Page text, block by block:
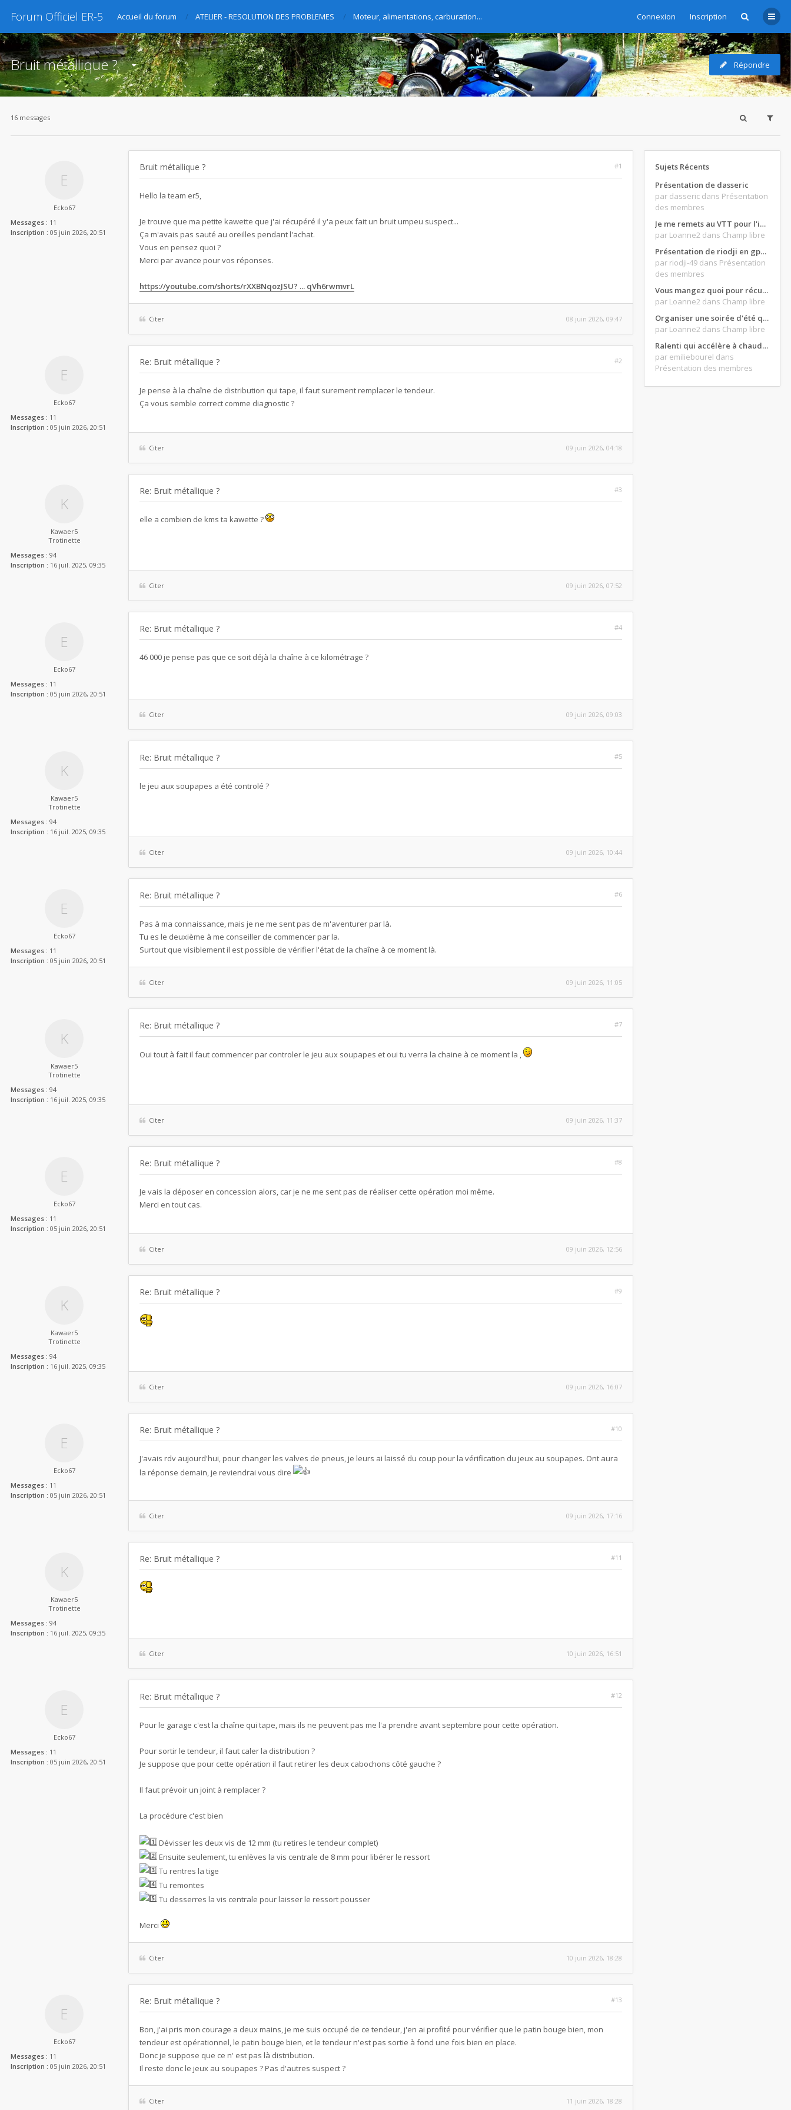
Forum Officiel ER-5 Connexion Inscription
Accueil du forum ATELIER - RESOLUTION DES PROBLEMES Moteur, alimentations, carburation...
Bruit métallique ? Répondre
16 messages
Ecko67
Messages : 11
Inscription : 05 juin 2026, 20:51
Bruit métallique ? #1
Hello la team er5,
Je trouve que ma petite kawette que j'ai récupéré il y'a peux fait un bruit umpeu suspect...
Ça m'avais pas sauté au oreilles pendant l'achat.
Vous en pensez quoi ?
Merci par avance pour vos réponses.
https://youtube.com/shorts/rXXBNqozJSU? ... qVh6rwmvrL
Citer 08 juin 2026, 09:47
Ecko67
Messages : 11
Inscription : 05 juin 2026, 20:51
Re: Bruit métallique ? #2
Je pense à la chaîne de distribution qui tape, il faut surement remplacer le tendeur.
Ça vous semble correct comme diagnostic ?
Citer 09 juin 2026, 04:18
Kawaer5
Trotinette
Messages : 94
Inscription : 16 juil. 2025, 09:35
Re: Bruit métallique ? #3
elle a combien de kms ta kawette ?
Citer 09 juin 2026, 07:52
Ecko67
Messages : 11
Inscription : 05 juin 2026, 20:51
Re: Bruit métallique ? #4
46 000 je pense pas que ce soit déjà la chaîne à ce kilométrage ?
Citer 09 juin 2026, 09:03
Kawaer5
Trotinette
Messages : 94
Inscription : 16 juil. 2025, 09:35
Re: Bruit métallique ? #5
le jeu aux soupapes a été controlé ?
Citer 09 juin 2026, 10:44
Ecko67
Messages : 11
Inscription : 05 juin 2026, 20:51
Re: Bruit métallique ? #6
Pas à ma connaissance, mais je ne me sent pas de m'aventurer par là.
Tu es le deuxième à me conseiller de commencer par la.
Surtout que visiblement il est possible de vérifier l'état de la chaîne à ce moment là.
Citer 09 juin 2026, 11:05
Kawaer5
Trotinette
Messages : 94
Inscription : 16 juil. 2025, 09:35
Re: Bruit métallique ? #7
Oui tout à fait il faut commencer par controler le jeu aux soupapes et oui tu verra la chaine à ce moment la ,
Citer 09 juin 2026, 11:37
Ecko67
Messages : 11
Inscription : 05 juin 2026, 20:51
Re: Bruit métallique ? #8
Je vais la déposer en concession alors, car je ne me sent pas de réaliser cette opération moi même.
Merci en tout cas.
Citer 09 juin 2026, 12:56
Kawaer5
Trotinette
Messages : 94
Inscription : 16 juil. 2025, 09:35
Re: Bruit métallique ? #9
Citer 09 juin 2026, 16:07
Ecko67
Messages : 11
Inscription : 05 juin 2026, 20:51
Re: Bruit métallique ? #10
J'avais rdv aujourd'hui, pour changer les valves de pneus, je leurs ai laissé du coup pour la vérification du jeux au soupapes. Ont aura
la réponse demain, je reviendrai vous dire
Citer 09 juin 2026, 17:16
Kawaer5
Trotinette
Messages : 94
Inscription : 16 juil. 2025, 09:35
Re: Bruit métallique ? #11
Citer 10 juin 2026, 16:51
Ecko67
Messages : 11
Inscription : 05 juin 2026, 20:51
Re: Bruit métallique ? #12
Pour le garage c'est la chaîne qui tape, mais ils ne peuvent pas me l'a prendre avant septembre pour cette opération.
Pour sortir le tendeur, il faut caler la distribution ?
Je suppose que pour cette opération il faut retirer les deux cabochons côté gauche ?
Il faut prévoir un joint à remplacer ?
La procédure c'est bien
Dévisser les deux vis de 12 mm (tu retires le tendeur complet)
Ensuite seulement, tu enlèves la vis centrale de 8 mm pour libérer le ressort
Tu rentres la tige
Tu remontes
Tu desserres la vis centrale pour laisser le ressort pousser
Merci
Citer 10 juin 2026, 18:28
Ecko67
Messages : 11
Inscription : 05 juin 2026, 20:51
Re: Bruit métallique ? #13
Bon, j'ai pris mon courage a deux mains, je me suis occupé de ce tendeur, j'en ai profité pour vérifier que le patin bouge bien, mon
tendeur est opérationnel, le patin bouge bien, et le tendeur n'est pas sortie à fond une fois bien en place.
Donc je suppose que ce n' est pas là distribution.
Il reste donc le jeux au soupapes ? Pas d'autres suspect ?
Citer 11 juin 2026, 18:28
Sujets Récents
Présentation de dasseric
par dasseric dans Présentation
des membres
Je me remets au VTT pour l'intersaison, version électrique
par Loanne2 dans Champ libre
Présentation de riodji en gpz500
par riodji-49 dans Présentation
des membres
Vous mangez quoi pour récupérer après une grosse journée de moto ?
par Loanne2 dans Champ libre
Organiser une soirée d'été qui claque : vos bons plans matos ?
par Loanne2 dans Champ libre
Ralenti qui accélère à chaud et ne redescend pas...
par emiliebourel dans
Présentation des membres